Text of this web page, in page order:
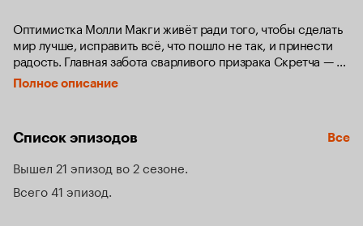
Оптимистка Молли Макги живёт ради того, чтобы сделать
мир лучше, исправить всё, что пошло не так, и принести
радость. Главная забота сварливого призрака Скретча —
сеять страдания, сломать то, что успешно работает, и
сделать мир ещё хуже. Когда одно из проклинающих
Полное описание
Список эпизодов Все
Вышел 21 эпизод во 2 сезоне
Всего 41 эпизод